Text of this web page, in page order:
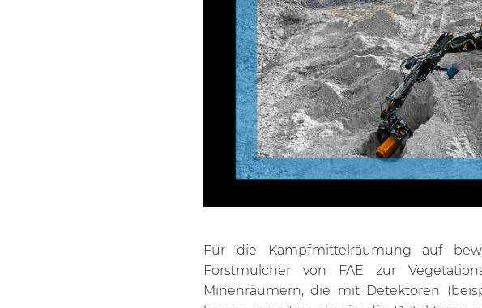
Für die Kampfmittelräumung auf
Forstmulcher von FAE zur
Minenräumern, die mit Detektoren